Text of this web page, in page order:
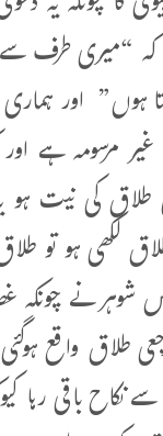
کہ “میری طرف
ہوں” اور
غیر مرسومہ ہے
کی نیت
لکھی ہو تو
شوہر نے چونکہ
طلاق واقع
نکاح باقی رہا